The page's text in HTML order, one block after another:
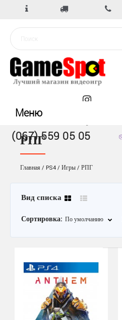
(067) 559 05 05
Меню
РПГ
Главная PS4 Игры РПГ
Вид списка
Сортировка: